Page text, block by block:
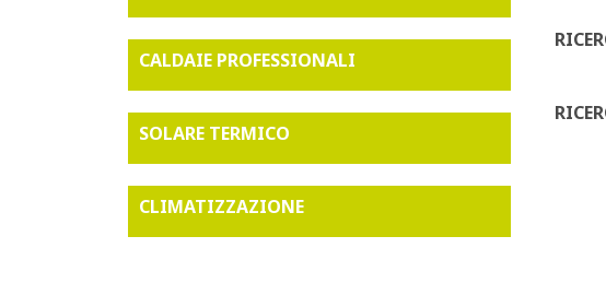
CALDAIE PROFESSIONALI
SOLARE TERMICO
CLIMATIZZAZIONE